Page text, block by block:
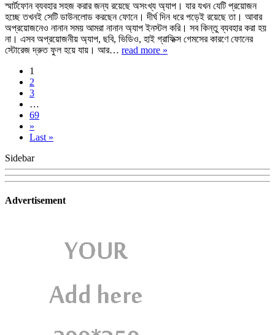
স্মার্টফোন ব্যবহার সহজ করার জন্য রয়েছে অসংখ্য অ্যাপ। যার যখন যেটি প্রয়োজন
হচ্ছে তখনই সেটি ডাউনলোড করছেন ফোনে। দীর্ঘ দিন ধরে পড়েই রয়েছে তা। আবার
অপ্রয়োজনেও নানান সময় আমরা নানান অ্যাপ ইনস্টল করি। সব কিন্তু ব্যবহার করা হয়
না। এসব অপ্রয়োজনীয় অ্যাপ, ছবি, ভিডিও, হাই গ্রাফিক্স গেমসের কারণে ফোনের
স্টোরেজ দ্রুত ফুল হয়ে যায়। আর… read more »
1
2
3
…
69
»
Last »
Sidebar
Advertisement